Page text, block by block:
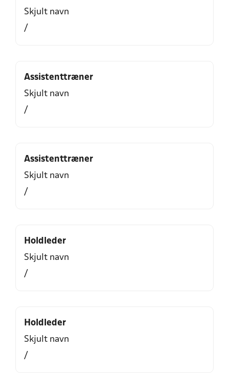
Skjult navn
/
Assistenttræner
Skjult navn
/
Assistenttræner
Skjult navn
/
Holdleder
Skjult navn
/
Holdleder
Skjult navn
/